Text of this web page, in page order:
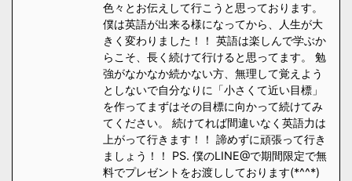
色々とお伝えして行こうと思っております。
僕は英語が出来る様になってから、人生が大
きく変わりました！！ 英語は楽しんで学ぶか
らこそ、長く続けて行けると思ってます。 勉
強がなかなか続かない方、無理して覚えよう
としないで自分なりに「小さくて近い目標」
を作ってまずはその目標に向かって続けてみ
てください。 続けてれば間違いなく英語力は
上がって行きます！！ 諦めずに頑張って行き
ましょう！！ PS. 僕のLINE@で期間限定で無
料でプレゼントをお渡ししております(*^^*)